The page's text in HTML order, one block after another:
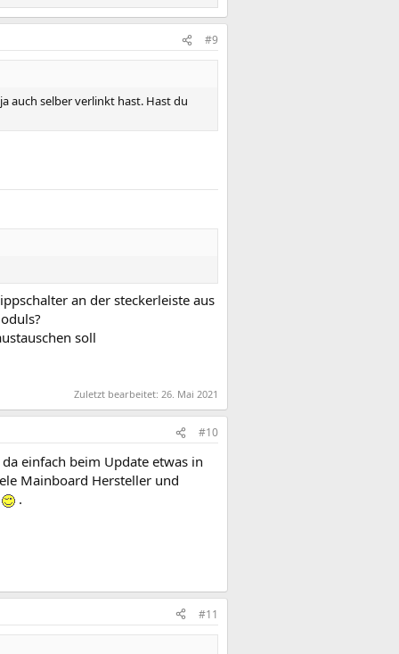
#9
auch selber verlinkt hast. Hast du
an der steckerleiste aus
soll
Zuletzt bearbeitet: 26. Mai 2021
#10
einfach beim Update etwas in
Mainboard Hersteller und
.
#11